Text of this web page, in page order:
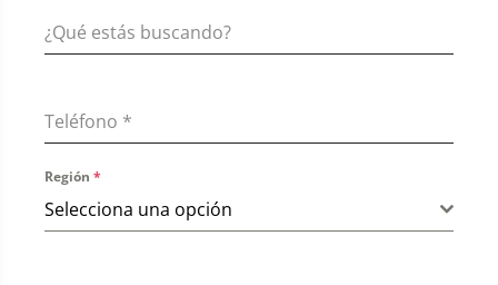
Teléfono *
Región *
Selecciona una opción